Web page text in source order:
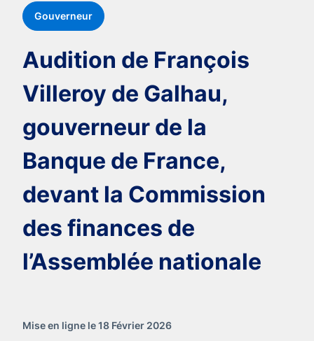
Gouverneur
Audition de François
Villeroy de Galhau,
gouverneur de la
Banque de France,
devant la Commission
des finances de
l’Assemblée nationale
Mise en ligne le 18 Février 2026